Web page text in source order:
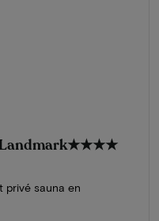
★★★★
privé sauna en